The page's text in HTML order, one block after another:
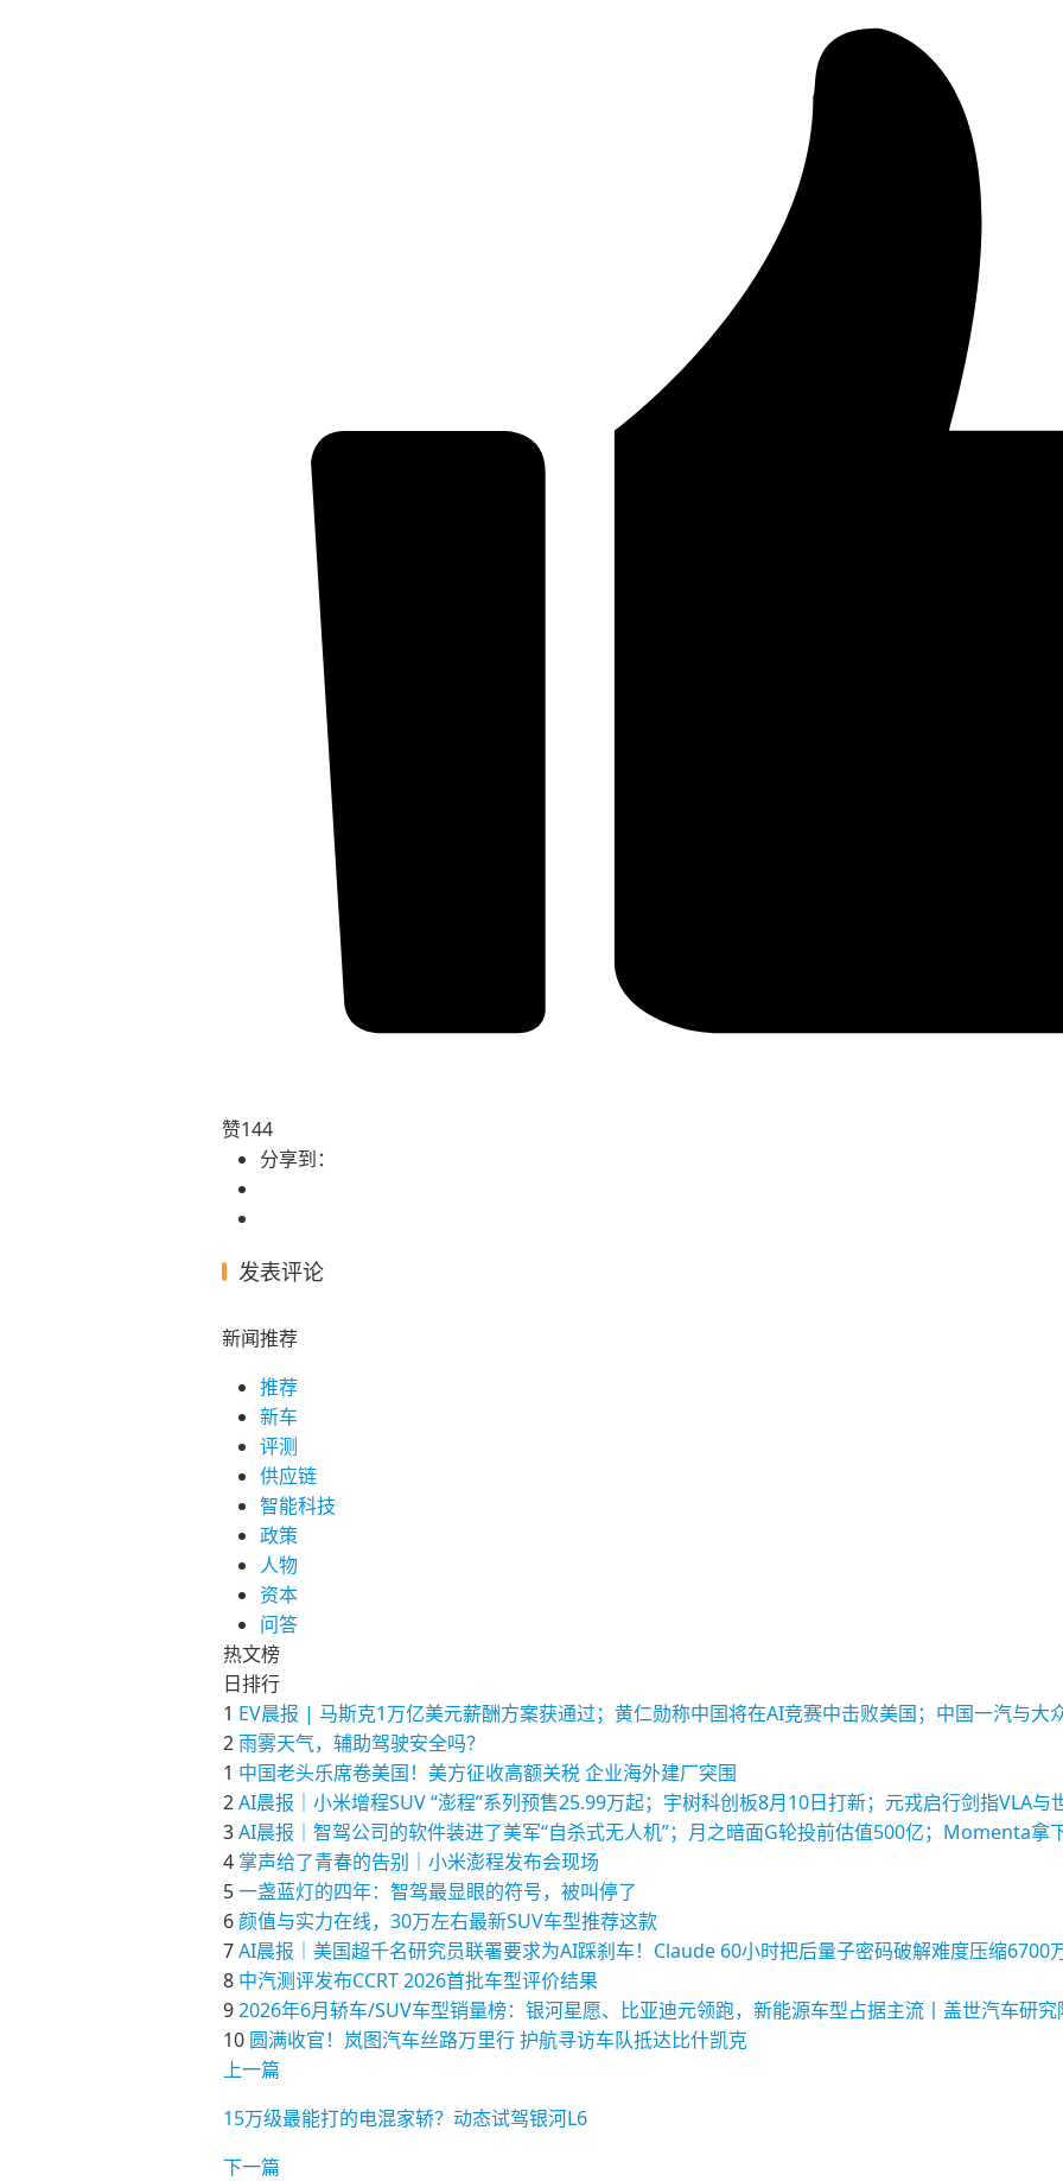
赞144
分享到：
发表评论
新闻推荐
推荐
新车
评测
供应链
智能科技
政策
人物
资本
问答
热文榜
日排行
1 EV晨报 | 马斯克1万亿美元薪酬方案获通过；黄仁勋称中国将在AI竞赛中击败美国；中国一汽与大
2雨雾天气，辅助驾驶安全吗？
1 中国老头乐席卷美国！美方征收高额关税 企业海外建厂突围
2AI晨报｜小米增程SUV “澎程”系列预售25.99万起；宇树科创板8月10日打新；元戎启行剑指VLA与
3AI晨报｜智驾公司的软件装进了美军“自杀式无人机”；月之暗面G轮投前估值500亿；Momenta拿
4 掌声给了青春的告别｜小米澎程发布会现场
5一盏蓝灯的四年：智驾最显眼的符号，被叫停了
6颜值与实力在线，30万左右最新SUV车型推荐这款
7AI晨报｜美国超千名研究员联署要求为AI踩刹车！Claude 60小时把后量子密码破解难度压缩6700
8 中汽测评发布CCRT 2026首批车型评价结果
92026年6月轿车/SUV车型销量榜：银河星愿、比亚迪元领跑，新能源车型占据主流丨盖世汽车研究
10 圆满收官！岚图汽车丝路万里行 护航寻访车队抵达比什凯克
上一篇
15万级最能打的电混家轿？动态试驾银河L6
下一篇